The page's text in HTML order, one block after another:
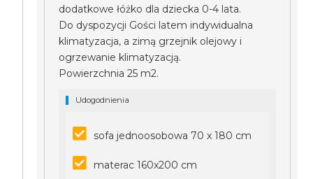
dodatkowe łóżko dla dziecka 0-4 lata.
Do dyspozycji Gości latem indywidualna
klimatyzacja, a zimą grzejnik olejowy i
ogrzewanie klimatyzacją.
Powierzchnia 25 m2.
Udogodnienia
sofa jednoosobowa 70 x 180 cm
materac 160x200 cm